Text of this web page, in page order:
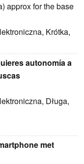
approx for the base
Krótka,
autonomía a
Długa,
met